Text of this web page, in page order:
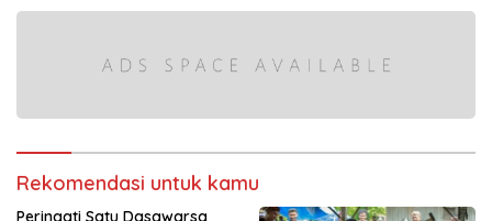
Rekomendasi untuk kamu
Peringati Satu Dasawarsa